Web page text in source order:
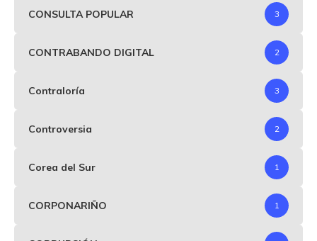
CONSULTA POPULAR 3
CONTRABANDO DIGITAL 2
Contraloría 3
Controversia 2
Corea del Sur 1
CORPONARIÑO 1